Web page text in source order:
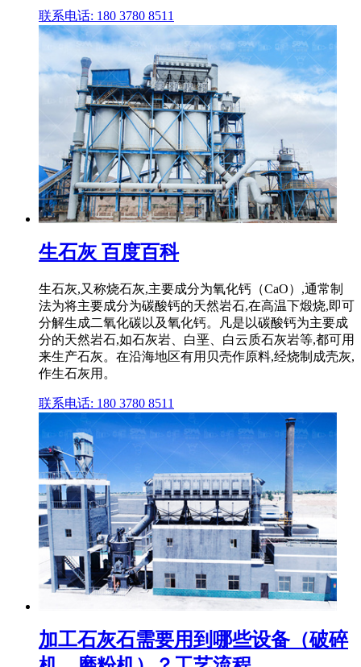
联系电话: 180 3780 8511
生石灰 百度百科
生石灰,又称烧石灰,主要成分为氧化钙（CaO）,通常制
法为将主要成分为碳酸钙的天然岩石,在高温下煅烧,即可
分解生成二氧化碳以及氧化钙。凡是以碳酸钙为主要成
分的天然岩石,如石灰岩、白垩、白云质石灰岩等,都可用
来生产石灰。在沿海地区有用贝壳作原料,经烧制成壳灰,
作生石灰用。
联系电话: 180 3780 8511
加工石灰石需要用到哪些设备（破碎